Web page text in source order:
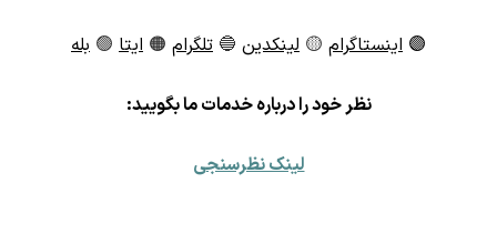
🟣 اینستاگرام 🟡 لینکدین 🔵 تلگرام 🟠 ایتا 🟢 بله
نظر خود را درباره خدمات ما بگویید:
لینک نظرسنجی